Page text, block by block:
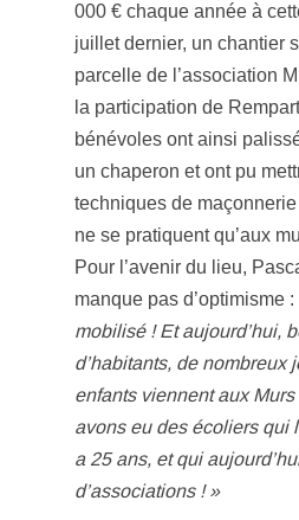
000 € chaque année à
juillet dernier, un chantier
parcelle de l’association
la participation de
bénévoles ont ainsi
un chaperon et ont pu
techniques de
ne se pratiquent qu’aux
Pour l’avenir du lieu,
manque pas d’optimisme :
mobilisé ! Et aujourd’hui,
d’habitants, de nombreux
enfants viennent aux
avons eu des écoliers qui
a 25 ans, et qui
d’associations ! »